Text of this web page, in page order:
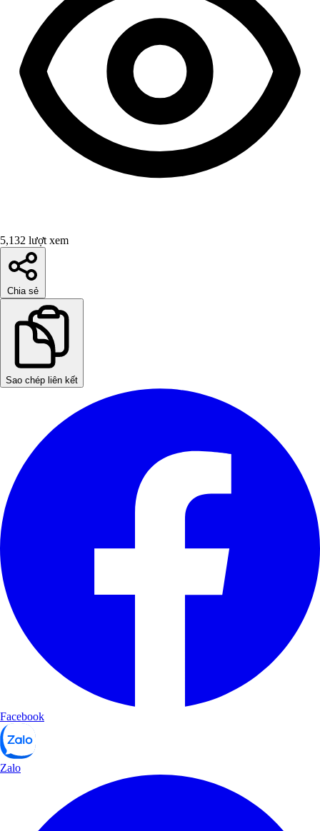
5,132 lượt xem
Chia sẻ
Sao chép liên kết
Facebook
Zalo